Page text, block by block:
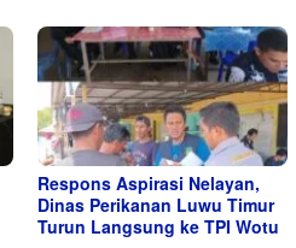
Respons Aspirasi Nelayan,
Dinas Perikanan Luwu Timur
Turun Langsung ke TPI Wotu